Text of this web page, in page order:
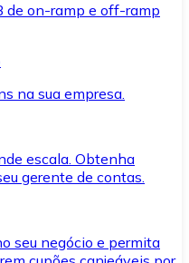
de on-ramp e off-ramp
na sua empresa.
escala. Obtenha
gerente de contas.
seu negócio e permita